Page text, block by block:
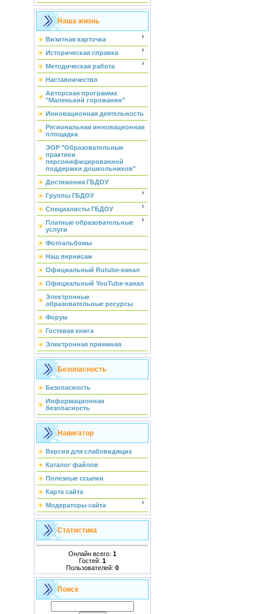
Наша жизнь
Визитная карточка
Историческая справка
Методическая работа
Наставничество
Авторская программа
"Маленький горожанин"
Инновационная деятельность
Региональная инновационная
площадка
ЭОР "Образовательные
практики
персонифицированной
поддержки дошкольников"
Достижения ГБДОУ
Группы ГБДОУ
Специалисты ГБДОУ
Платные образовательные
услуги
Фотоальбомы
Наш вернисаж
Официальный Rutube-канал
Официальный YouTube-канал
Электронные
образовательные ресурсы
Форум
Гостевая книга
Электронная приемная
Безопасность
Безопасность
Информационная
безопасность
Навигатор
Версия для слабовидящих
Каталог файлов
Полезные ссылки
Карта сайта
Модераторы сайта
Статистика
Онлайн всего: 1
Гостей: 1
Пользователей: 0
Поиск